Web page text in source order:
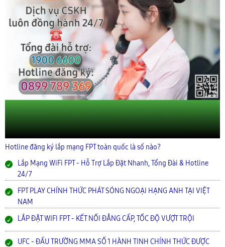
Hotline đăng ký lắp mạng FPT toàn quốc là số nào?
Lắp Mạng WiFi FPT - Hỗ Trợ Lắp Đặt Nhanh, Tổng Đài & Hotline
24/7
FPT PLAY CHÍNH THỨC PHÁT SÓNG NGOẠI HẠNG ANH TẠI VIỆT
NAM
LẮP ĐẶT WIFI FPT - KẾT NỐI ĐẲNG CẤP, TỐC ĐỘ VƯỢT TRỘI
UFC - ĐẤU TRƯỜNG MMA SỐ 1 HÀNH TINH CHÍNH THỨC ĐƯỢC